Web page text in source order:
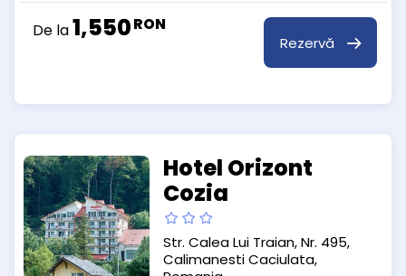
De la1,550RON
Rezervă
Hotel Orizont
Cozia
Str. Calea Lui Traian, Nr. 495,
Calimanesti Caciulata,